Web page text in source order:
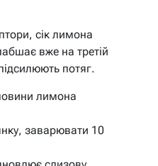
сік лимона
вже на третій
потяг.
лимона
заварювати 10